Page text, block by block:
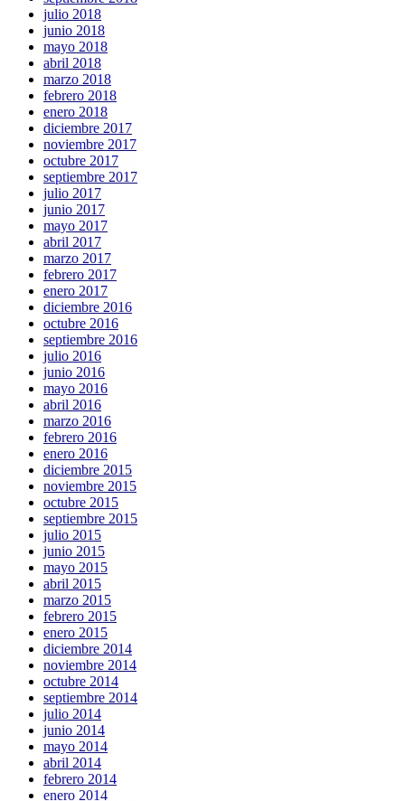
julio 2018
junio 2018
mayo 2018
abril 2018
marzo 2018
febrero 2018
enero 2018
diciembre 2017
noviembre 2017
octubre 2017
septiembre 2017
julio 2017
junio 2017
mayo 2017
abril 2017
marzo 2017
febrero 2017
enero 2017
diciembre 2016
octubre 2016
septiembre 2016
julio 2016
junio 2016
mayo 2016
abril 2016
marzo 2016
febrero 2016
enero 2016
diciembre 2015
noviembre 2015
octubre 2015
septiembre 2015
julio 2015
junio 2015
mayo 2015
abril 2015
marzo 2015
febrero 2015
enero 2015
diciembre 2014
noviembre 2014
octubre 2014
septiembre 2014
julio 2014
junio 2014
mayo 2014
abril 2014
febrero 2014
enero 2014